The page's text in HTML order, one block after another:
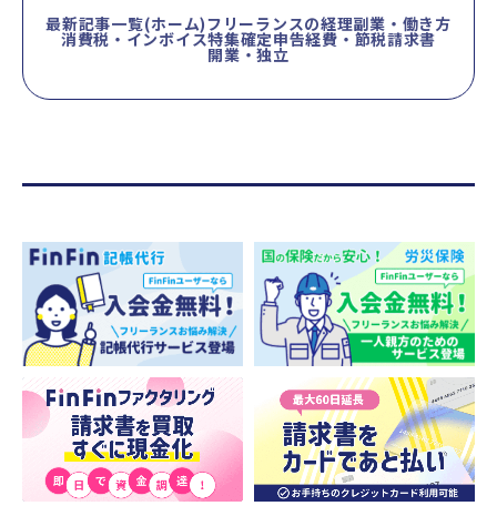
最新記事一覧(ホーム)フリーランスの経理副業・働き方
消費税・インボイス特集確定申告経費・節税請求書
開業・独立